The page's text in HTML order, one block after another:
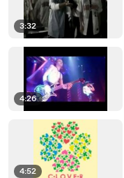
3:32
4:26
4:52